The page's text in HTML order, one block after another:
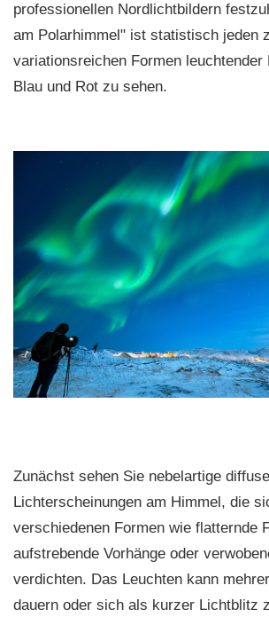
professionellen Nordlichtbildern
am Polarhimmel" ist statistisch jeden
variationsreichen Formen leuchtender
Blau und Rot zu sehen.
Zunächst sehen Sie nebelartige diffuse
Lichterscheinungen am Himmel, die
verschiedenen Formen wie flatternde
aufstrebende Vorhänge oder
verdichten. Das Leuchten kann
dauern oder sich als kurzer Lichtblitz